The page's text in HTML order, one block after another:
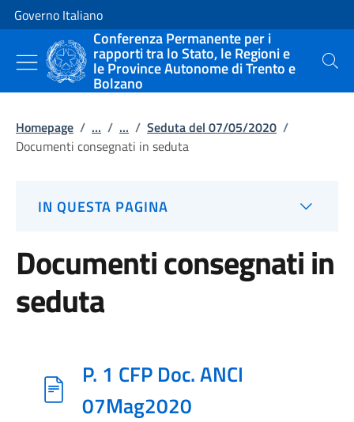
Vai al contenuto
Vai alla navigazione del sito
Governo Italiano
Conferenza Permanente per i
rapporti tra lo Stato, le Regioni e
le Province Autonome di Trento e
Bolzano
Cerca
Homepage / ... / ... / Seduta del 07/05/2020 /
Documenti consegnati in seduta
IN QUESTA PAGINA
Documenti consegnati in
seduta
P. 1 CFP Doc. ANCI
07Mag2020